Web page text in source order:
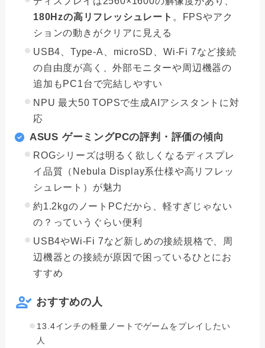
180Hzの高リフレッシュレート 。FPSやアク
ションの動きがクリアに見える
USB4、Type-A、microSD、Wi-Fi 7など接続
の自由度が高く、外部モニターや周辺機器の
追加もPC1台で完結しやすい
NPU 最大50 TOPSで生成AIアシスタントに対
応
ASUS ゲーミングPCの評判・評価の傾向
ROGシリーズは明るく欲しくなるディスプレ
イ品質（Nebula Display系仕様や高リフレッ
シュレート）が魅力
約1.2kgのノートPCだから、軽すぎじゃない
の？っていうぐらい便利
USB4やWi-Fi 7など新しめの接続規格で、周
辺機器との接続が原因で困っているひとにお
すすめ
おすすめの人
13.4インチの軽量ノートでゲームをプレイしたい
人